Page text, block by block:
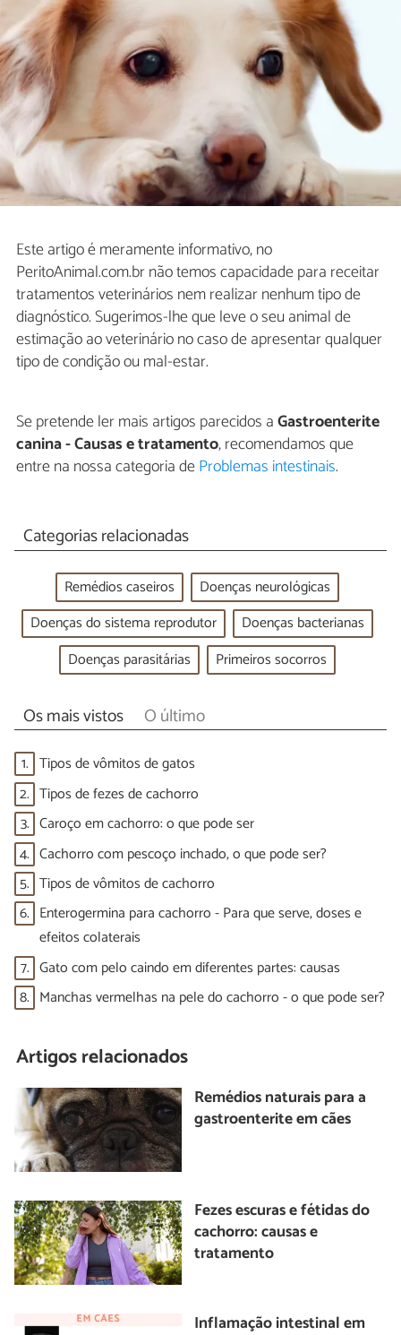
Este artigo é meramente informativo, no
PeritoAnimal.com.br não temos capacidade para receitar
tratamentos veterinários nem realizar nenhum tipo de
diagnóstico. Sugerimos-lhe que leve o seu animal de
estimação ao veterinário no caso de apresentar qualquer
tipo de condição ou mal-estar.
Se pretende ler mais artigos parecidos aGastroenterite
canina - Causas e tratamento, recomendamos que
entre na nossa categoria deProblemas intestinais.
Categorias relacionadas
Remédios caseiros
Doenças neurológicas
Doenças do sistema reprodutor
Doenças bacterianas
Doenças parasitárias
Primeiros socorros
Os mais vistos O último
1. Tipos de vômitos de gatos
2. Tipos de fezes de cachorro
3. Caroço em cachorro: o que pode ser
4. Cachorro com pescoço inchado, o que pode ser?
5. Tipos de vômitos de cachorro
6. Enterogermina para cachorro - Para que serve, doses e
efeitos colaterais
7. Gato com pelo caindo em diferentes partes: causas
8. Manchas vermelhas na pele do cachorro - o que pode ser?
Artigos relacionados
Remédios naturais para a
gastroenterite em cães
Fezes escuras e fétidas do
cachorro: causas e
tratamento
Inflamação intestinal em